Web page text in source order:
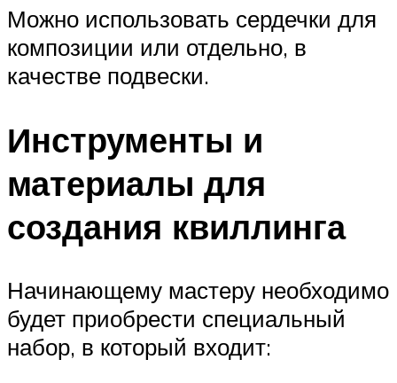
Можно использовать сердечки для
композиции или отдельно, в
качестве подвески.
Инструменты и
материалы для
создания квиллинга
Начинающему мастеру необходимо
будет приобрести специальный
набор, в который входит: